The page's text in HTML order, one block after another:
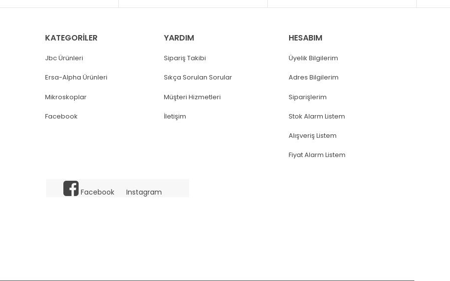
KATEGORİLER
Jbc Ürünleri
Ersa-Alpha Ürünleri
Mikroskoplar
Facebook
YARDIM
Sipariş Takibi
Sıkça Sorulan Sorular
Müşteri Hizmetleri
İletişim
HESABIM
Üyelik Bilgilerim
Adres Bilgilerim
Siparişlerim
Stok Alarm Listem
Alışveriş Listem
Fiyat Alarm Listem
Facebook Instagram